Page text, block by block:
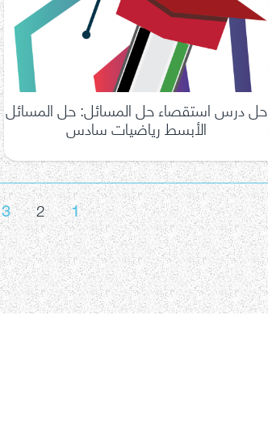
حل درس استقصاء حل المسائل: حل المسائل
الأبسط رياضيات سادس
1
2
3